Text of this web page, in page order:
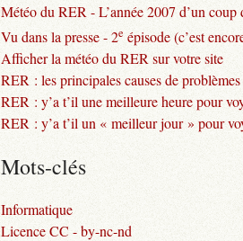
Météo du RER - L’année 2007 d’un coup
Vu dans la presse - 2e épisode (c’est
Afficher la météo du RER sur votre site
RER : les principales causes de problèmes
RER : y’a t’il une meilleure heure pour
RER : y’a t’il un « meilleur jour » pour
Mots-clés
Informatique
Licence CC - by-nc-nd